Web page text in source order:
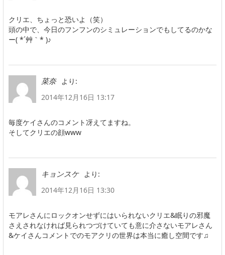
クリエ、ちょっと恐いよ（笑）
頭の中で、今日のフンフンのシミュレーションでもしてるのかな
ー( *´艸｀* )♪
菜奈
より:
2014年12月16日 13:17
毎度ケイさんのコメント冴えてますね。
そしてクリエの顔www
キョンスケ
より:
2014年12月16日 13:30
モアレさんにロックオンせずにはいられないクリエ&眠りの邪魔
さえされなければ見られつづけていても意に介さないモアレさん
&ケイさんコメントでのモアクリの世界は本当に癒し空間です♫